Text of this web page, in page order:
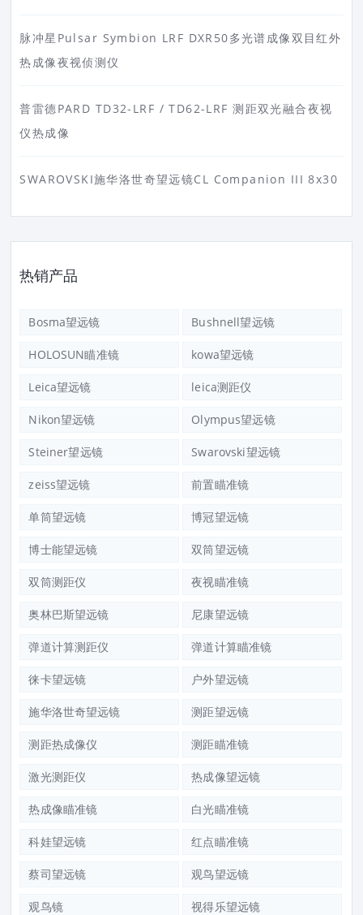
脉冲星Pulsar Symbion LRF DXR50多光谱成像双目红外
热成像夜视侦测仪
普雷德PARD TD32-LRF / TD62-LRF 测距双光融合夜视
仪热成像
SWAROVSKI施华洛世奇望远镜CL Companion III 8x30
热销产品
Bosma望远镜 Bushnell望远镜
HOLOSUN瞄准镜 kowa望远镜
Leica望远镜 leica测距仪
Nikon望远镜 Olympus望远镜
Steiner望远镜 Swarovski望远镜
zeiss望远镜 前置瞄准镜
单筒望远镜 博冠望远镜
博士能望远镜 双筒望远镜
双筒测距仪 夜视瞄准镜
奥林巴斯望远镜 尼康望远镜
弹道计算测距仪 弹道计算瞄准镜
徕卡望远镜 户外望远镜
施华洛世奇望远镜 测距望远镜
测距热成像仪 测距瞄准镜
激光测距仪 热成像望远镜
热成像瞄准镜 白光瞄准镜
科娃望远镜 红点瞄准镜
蔡司望远镜 观鸟望远镜
观鸟镜 视得乐望远镜